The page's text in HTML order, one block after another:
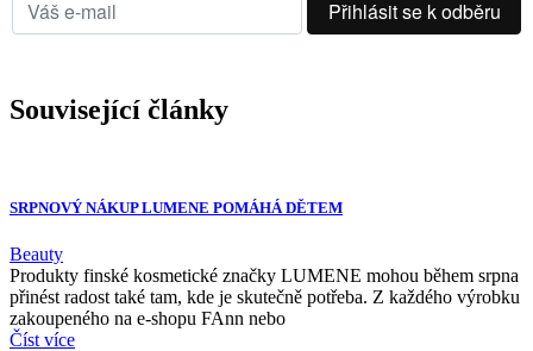
Související články
SRPNOVÝ NÁKUP LUMENE POMÁHÁ DĚTEM
Beauty
Produkty finské kosmetické značky LUMENE mohou během srpna
přinést radost také tam, kde je skutečně potřeba. Z každého výrobku
zakoupeného na e-shopu FAnn nebo
Číst více